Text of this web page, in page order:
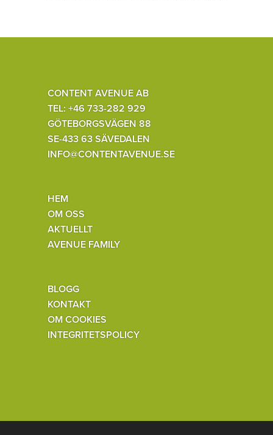
CONTENT AVENUE AB
TEL: +46 733-282 929
GÖTEBORGSVÄGEN 88
SE-433 63 SÄVEDALEN
INFO@CONTENTAVENUE.SE
HEM
OM OSS
AKTUELLT
AVENUE FAMILY
BLOGG
KONTAKT
OM COOKIES
INTEGRITETSPOLICY